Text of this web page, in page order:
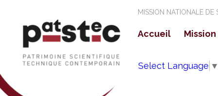
MISSION NATIONALE DE
Accueil
Mission
Les
Select Language ▼